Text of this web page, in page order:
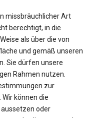
missbräuchlicher Art
berechtigt, in die
als über die von
und gemäß unseren
Sie dürfen unsere
Rahmen nutzen.
zur
können die
aussetzen oder